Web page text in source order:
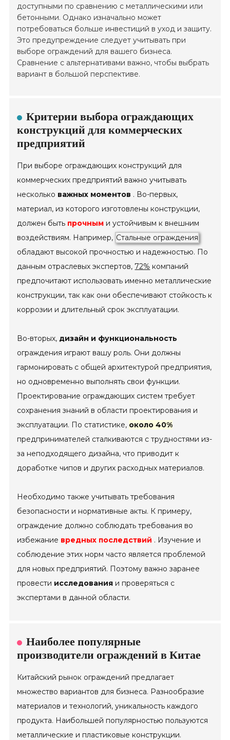
доступными по сравнению с металлическими или
бетонными. Однако изначально может
потребоваться больше инвестиций в уход и защиту.
Это предупреждение следует учитывать при
выборе ограждений для вашего бизнеса.
Сравнение с альтернативами важно, чтобы выбрать
вариант в большой перспективе.
Критерии выбора ограждающих
конструкций для коммерческих
предприятий
При выборе ограждающих конструкций для
коммерческих предприятий важно учитывать
несколько важных моментов . Во-первых,
материал, из которого изготовлены конструкции,
должен быть прочным и устойчивым к внешним
воздействиям. Например, Стальные ограждения
обладают высокой прочностью и надежностью. По
данным отраслевых экспертов, 72% компаний
предпочитают использовать именно металлические
конструкции, так как они обеспечивают стойкость к
коррозии и длительный срок эксплуатации.
Во-вторых, дизайн и функциональность
ограждения играют вашу роль. Они должны
гармонировать с общей архитектурой предприятия,
но одновременно выполнять свои функции.
Проектирование ограждающих систем требует
сохранения знаний в области проектирования и
эксплуатации. По статистике, около 40%
предпринимателей сталкиваются с трудностями из-
за неподходящего дизайна, что приводит к
доработке чипов и других расходных материалов.
Необходимо также учитывать требования
безопасности и нормативные акты. К примеру,
ограждение должно соблюдать требования во
избежание вредных последствий . Изучение и
соблюдение этих норм часто является проблемой
для новых предприятий. Поэтому важно заранее
провести исследования и проверяться с
экспертами в данной области.
Наиболее популярные
производители ограждений в Китае
Китайский рынок ограждений предлагает
множество вариантов для бизнеса. Разнообразие
материалов и технологий, уникальность каждого
продукта. Наибольшей популярностью пользуются
металлические и пластиковые конструкции.